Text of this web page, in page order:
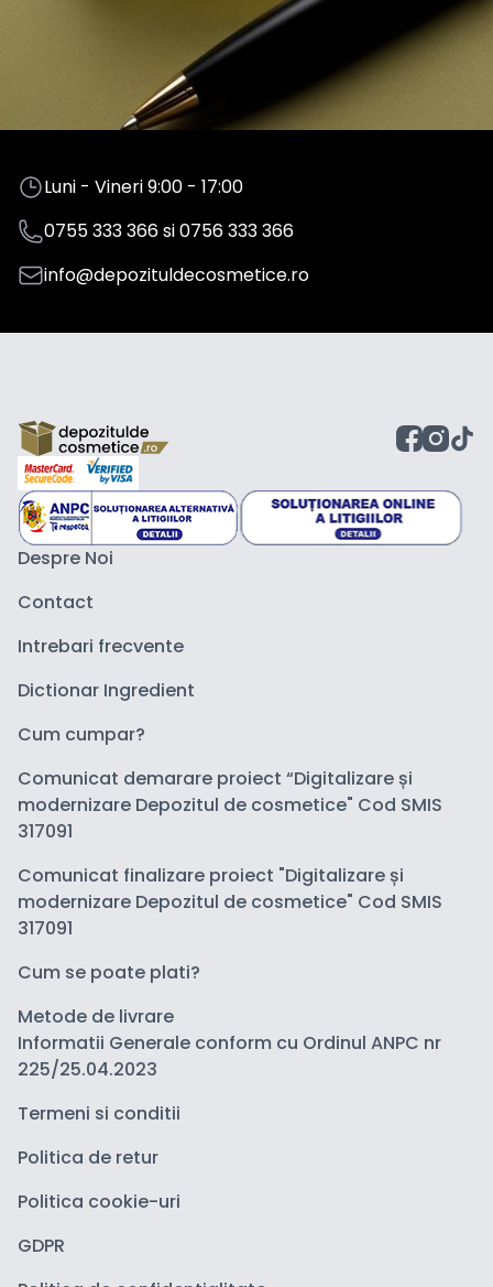
Luni - Vineri 9:00 - 17:00
0755 333 366si0756 333 366
info@depozituldecosmetice.ro
Despre Noi
Contact
Intrebari frecvente
Dictionar Ingredient
Cum cumpar?
Comunicat demarare proiect “Digitalizare și
modernizare Depozitul de cosmetice" Cod SMIS
317091
Comunicat finalizare proiect "Digitalizare și
modernizare Depozitul de cosmetice" Cod SMIS
317091
Cum se poate plati?
Metode de livrare
Informatii Generale conform cu Ordinul ANPC nr
225/25.04.2023
Termeni si conditii
Politica de retur
Politica cookie-uri
GDPR